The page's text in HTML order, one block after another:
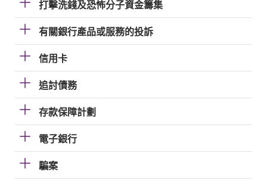
打擊洗錢及恐怖分子資金籌集
有關銀行產品或服務的投訴
信用卡
追討債務
存款保障計劃
電子銀行
騙案